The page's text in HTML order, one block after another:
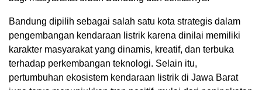
Bandung dipilih sebagai salah satu kota strategis dalam
pengembangan kendaraan listrik karena dinilai memiliki
karakter masyarakat yang dinamis, kreatif, dan terbuka
terhadap perkembangan teknologi. Selain itu,
pertumbuhan ekosistem kendaraan listrik di Jawa Barat